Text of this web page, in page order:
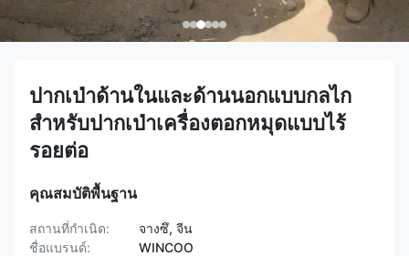
ปากเป่าด้านในและด้านนอกแบบกลไก
สำหรับปากเป่าเครื่องตอกหมุดแบบไร้
รอยต่อ
คุณสมบัติพื้นฐาน
สถานที่กำเนิด:
จางซึ, จีน
ชื่อแบรนด์:
WINCOO